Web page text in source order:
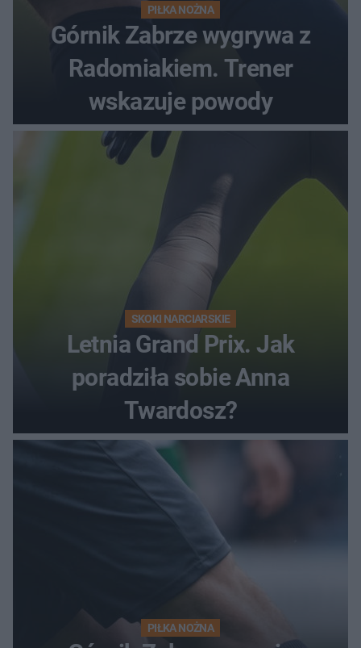
PIŁKA NOŻNA
Górnik Zabrze wygrywa z
Radomiakiem. Trener
wskazuje powody
SKOKI NARCIARSKIE
Letnia Grand Prix. Jak
poradziła sobie Anna
Twardosz?
PIŁKA NOŻNA